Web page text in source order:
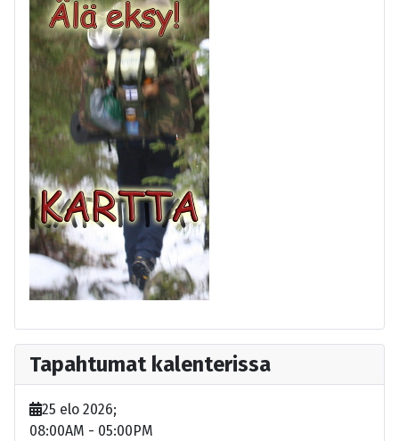
Tapahtumat kalenterissa
25 elo 2026;
08:00AM - 05:00PM